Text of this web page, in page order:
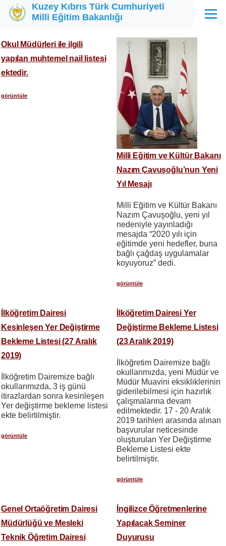
Ana içeriğe atla
Kuzey Kıbrıs Türk Cumhuriyeti
Milli Eğitim Bakanlığı
Menü
Okul Müdürleri ile ilgili
yapılan muhtemel nail listesi
ektedir.
görüntüle
Milli Eğitim ve Kültür Bakanı
Nazım Çavuşoğlu’nun Yeni
Yıl Mesajı
Milli Eğitim ve Kültür Bakanı
Nazım Çavuşoğlu, yeni yıl
nedeniyle yayınladığı
mesajda “2020 yılı için
eğitimde yeni hedefler, buna
bağlı çağdaş uygulamalar
koyuyoruz” dedi.
görüntüle
İlköğretim Dairesi
Kesinleşen Yer Değiştirme
Bekleme Listesi (27 Aralık
2019)
İlköğretim Dairemize bağlı
okullarımızda, 3 iş günü
itirazlardan sonra kesinleşen
Yer değiştirme bekleme listesi
ekte belirtilmiştir.
görüntüle
İlköğretim Dairesi Yer
Değiştirme Bekleme Listesi
(23 Aralık 2019)
İlköğretim Dairemize bağlı
okullarımızda, yeni Müdür ve
Müdür Muavini eksikliklerinin
giderilebilmesi için hazırlık
çalışmalarına devam
edilmektedir. 17 - 20 Aralık
2019 tarihleri arasında alınan
başvurular neticesinde
oluşturulan Yer Değiştirme
Bekleme Listesi ekte
belirtilmiştir.
görüntüle
Genel Ortaöğretim Dairesi
Müdürlüğü ve Mesleki
Teknik Öğretim Dairesi
İngilizce Öğretmenlerine
Yapılacak Seminer
Duyurusu